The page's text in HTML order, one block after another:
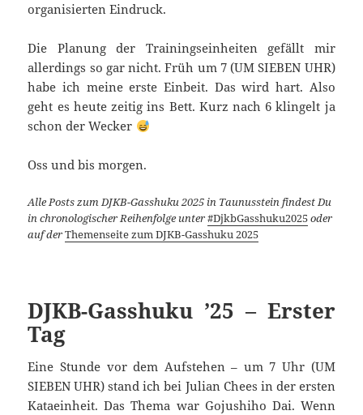
organisierten Eindruck.
Die Planung der Trainingseinheiten gefällt mir
allerdings so gar nicht. Früh um 7 (UM SIEBEN UHR)
habe ich meine erste Einbeit. Das wird hart. Also
geht es heute zeitig ins Bett. Kurz nach 6 klingelt ja
schon der Wecker
Oss und bis morgen.
Alle Posts zum DJKB-Gasshuku 2025 in Taunusstein findest Du
in chronologischer Reihenfolge unter#DjkbGasshuku2025oder
auf derThemenseite zum DJKB-Gasshuku 2025
DJKB-Gasshuku ’25 – Erster
Tag
Eine Stunde vor dem Aufstehen – um 7 Uhr (UM
SIEBEN UHR) stand ich bei Julian Chees in der ersten
Kataeinheit. Das Thema war Gojushiho Dai. Wenn